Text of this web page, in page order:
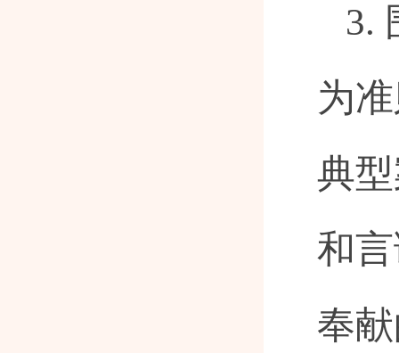
3.
为
典
和
奉